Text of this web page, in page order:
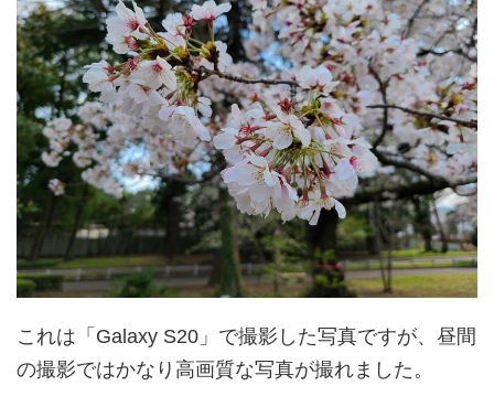
これは「Galaxy S20」で撮影した写真ですが、昼間
の撮影ではかなり高画質な写真が撮れました。